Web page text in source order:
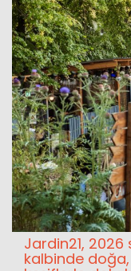
Jardin21, 2026
kalbinde